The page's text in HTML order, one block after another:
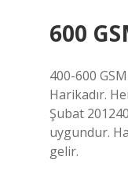
600
400-600
Harikadır.
Şubat
uygundur.
gelir.